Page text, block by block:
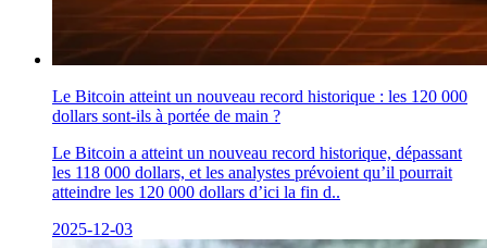
Le Bitcoin atteint un nouveau record historique : les 120 000
dollars sont-ils à portée de main ?
Le Bitcoin a atteint un nouveau record historique, dépassant
les 118 000 dollars, et les analystes prévoient qu’il pourrait
atteindre les 120 000 dollars d’ici la fin d..
2025-12-03